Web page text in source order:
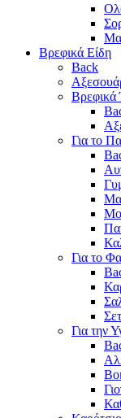
Βρεφικά Είδη
Back
Βρεφικά
Για το
Για το
Για την